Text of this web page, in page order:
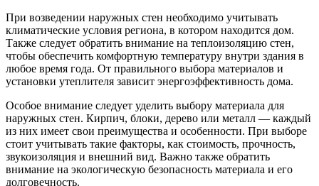
При возведении наружных стен необходимо учитывать
климатические условия региона, в котором находится дом.
Также следует обратить внимание на теплоизоляцию стен,
чтобы обеспечить комфортную температуру внутри здания в
любое время года. От правильного выбора материалов и
установки утеплителя зависит энергоэффективность дома.
Особое внимание следует уделить выбору материала для
наружных стен. Кирпич, блоки, дерево или металл — каждый
из них имеет свои преимущества и особенности. При выборе
стоит учитывать такие факторы, как стоимость, прочность,
звукоизоляция и внешний вид. Важно также обратить
внимание на экологическую безопасность материала и его
долговечность.